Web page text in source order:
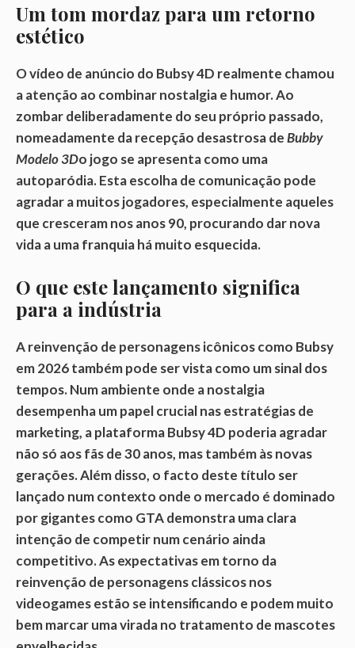
Um tom mordaz para um retorno
estético
O vídeo de anúncio do Bubsy 4D realmente chamou
a atenção ao combinar nostalgia e humor. Ao
zombar deliberadamente do seu próprio passado,
nomeadamente da recepção desastrosa deBubby
Modelo 3Do jogo se apresenta como uma
autoparódia. Esta escolha de comunicação pode
agradar a muitos jogadores, especialmente aqueles
que cresceram nos anos 90, procurando dar nova
vida a uma franquia há muito esquecida.
O que este lançamento significa
para a indústria
A reinvenção de personagens icônicos como Bubsy
em 2026 também pode ser vista como um sinal dos
tempos. Num ambiente onde a nostalgia
desempenha um papel crucial nas estratégias de
marketing, a plataforma Bubsy 4D poderia agradar
não só aos fãs de 30 anos, mas também às novas
gerações. Além disso, o facto deste título ser
lançado num contexto onde o mercado é dominado
por gigantes como GTA demonstra uma clara
intenção de competir num cenário ainda
competitivo. As expectativas em torno da
reinvenção de personagens clássicos nos
videogames estão se intensificando e podem muito
bem marcar uma virada no tratamento de mascotes